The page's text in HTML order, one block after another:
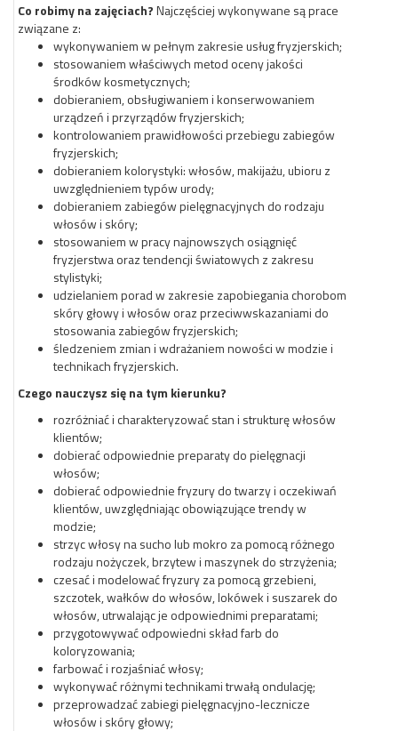
Co robimy na zajęciach?Najczęściej wykonywane są prace
związane z:
wykonywaniem w pełnym zakresie usług fryzjerskich;
stosowaniem właściwych metod oceny jakości
środków kosmetycznych;
dobieraniem, obsługiwaniem i konserwowaniem
urządzeń i przyrządów fryzjerskich;
kontrolowaniem prawidłowości przebiegu zabiegów
fryzjerskich;
dobieraniem kolorystyki: włosów, makijażu, ubioru z
uwzględnieniem typów urody;
dobieraniem zabiegów pielęgnacyjnych do rodzaju
włosów i skóry;
stosowaniem w pracy najnowszych osiągnięć
fryzjerstwa oraz tendencji światowych z zakresu
stylistyki;
udzielaniem porad w zakresie zapobiegania chorobom
skóry głowy i włosów oraz przeciwwskazaniami do
stosowania zabiegów fryzjerskich;
śledzeniem zmian i wdrażaniem nowości w modzie i
technikach fryzjerskich.
Czego nauczysz się na tym kierunku?
rozróżniać i charakteryzować stan i strukturę włosów
klientów;
dobierać odpowiednie preparaty do pielęgnacji
włosów;
dobierać odpowiednie fryzury do twarzy i oczekiwań
klientów, uwzględniając obowiązujące trendy w
modzie;
strzyc włosy na sucho lub mokro za pomocą różnego
rodzaju nożyczek, brzytew i maszynek do strzyżenia;
czesać i modelować fryzury za pomocą grzebieni,
szczotek, wałków do włosów, lokówek i suszarek do
włosów, utrwalając je odpowiednimi preparatami;
przygotowywać odpowiedni skład farb do
koloryzowania;
farbować i rozjaśniać włosy;
wykonywać różnymi technikami trwałą ondulację;
przeprowadzać zabiegi pielęgnacyjno-lecznicze
włosów i skóry głowy;